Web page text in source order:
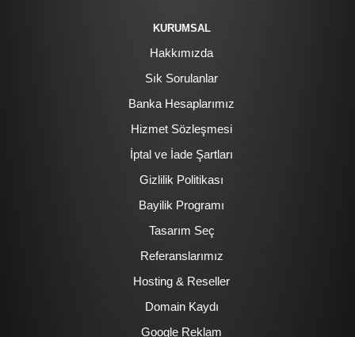
KURUMSAL
Hakkımızda
Sık Sorulanlar
Banka Hesaplarımız
Hizmet Sözleşmesi
İptal ve İade Şartları
Gizlilik Politikası
Bayilik Programı
Tasarım Seç
Referanslarımız
Hosting & Reseller
Domain Kaydı
Google Reklam